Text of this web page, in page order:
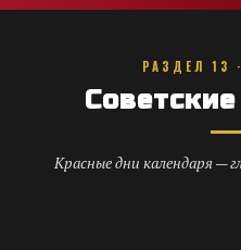
РАЗДЕЛ 13
Красные дни календаря —